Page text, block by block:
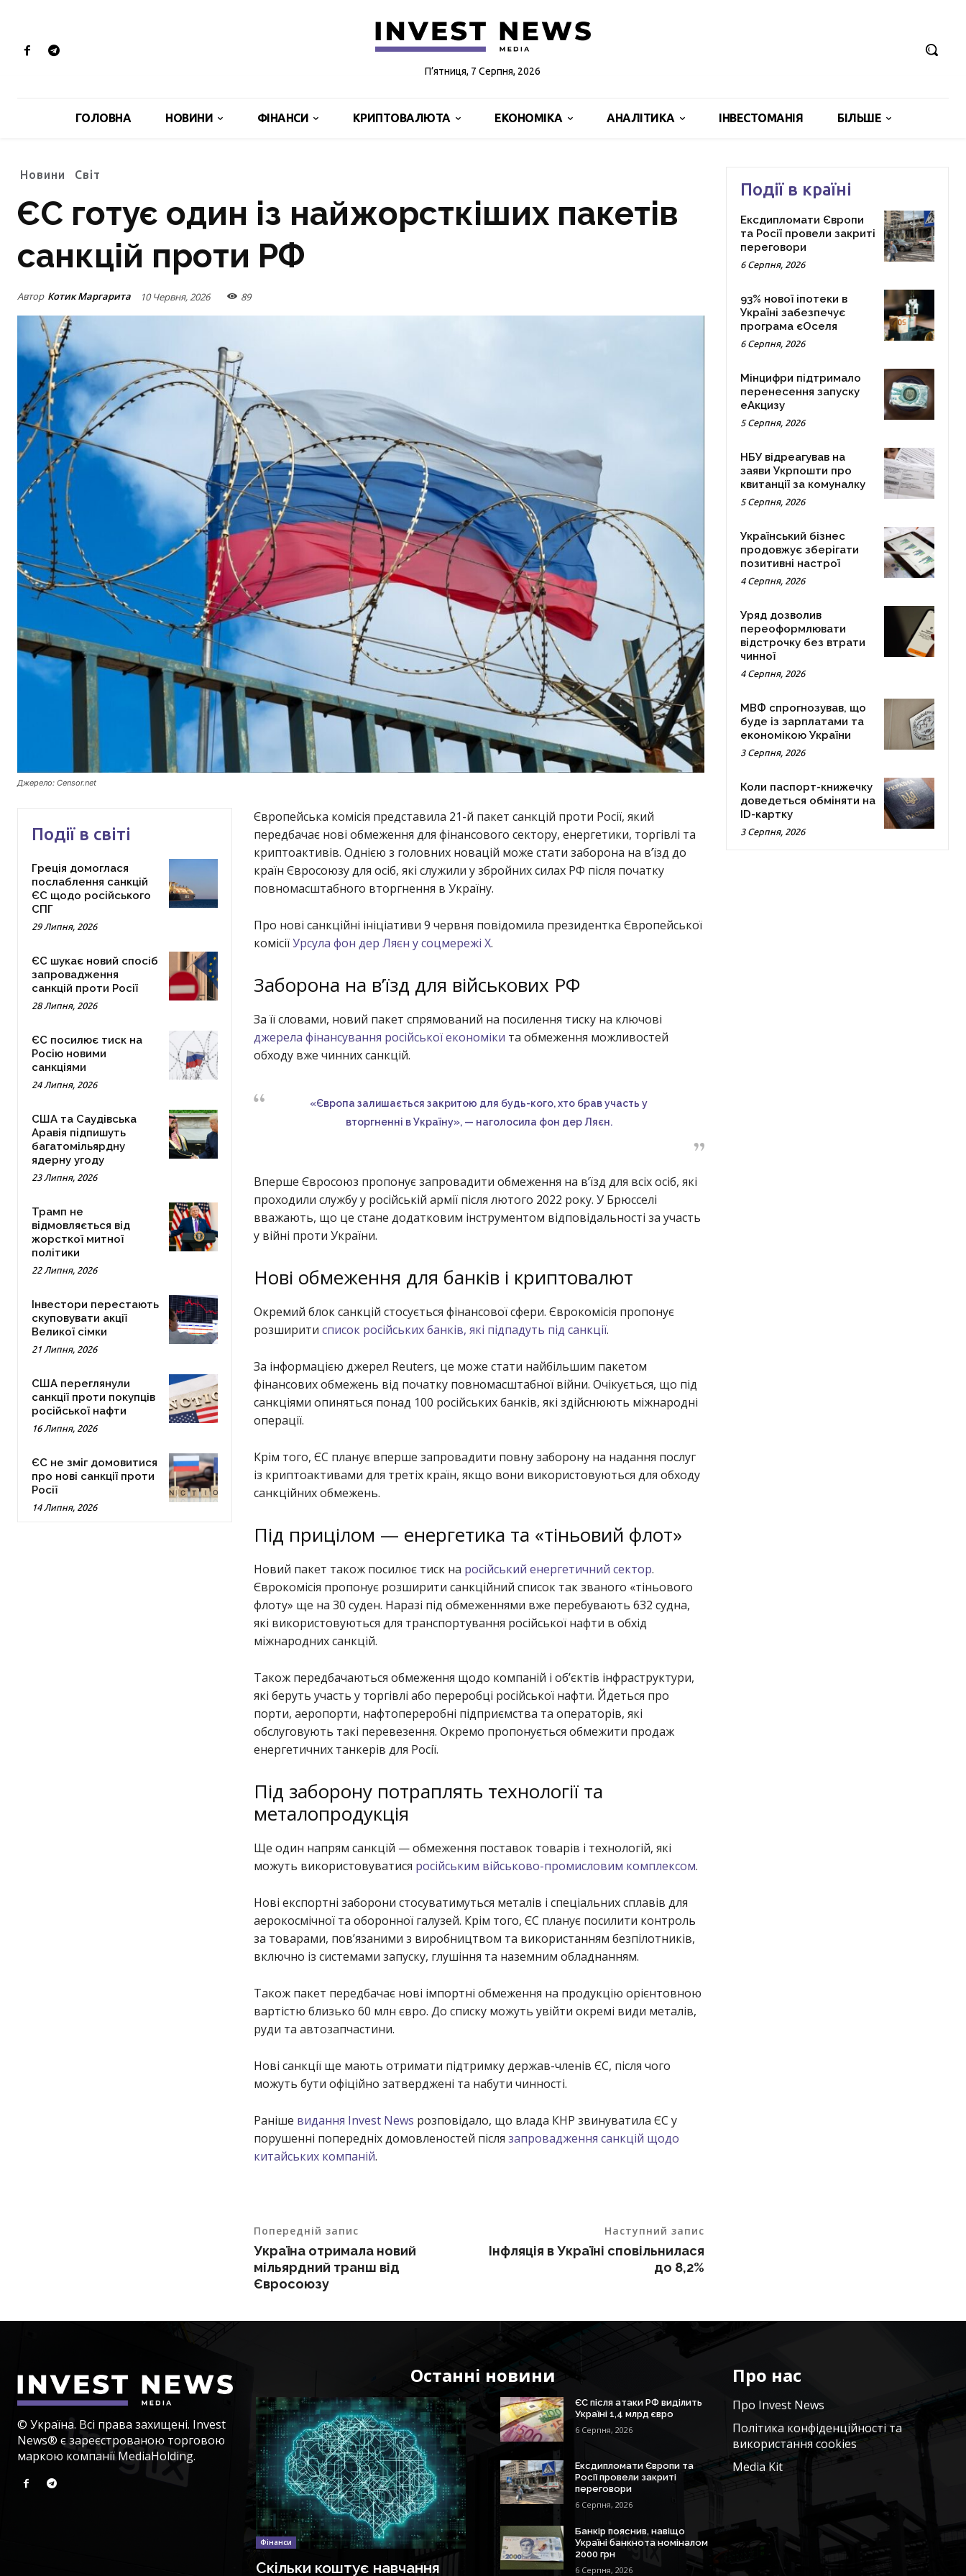
П’ятниця, 7 Серпня, 2026
ГОЛОВНА НОВИНИ ФІНАНСИ КРИПТОВАЛЮТА ЕКОНОМІКА АНАЛІТИКА ІНВЕСТОМАНІЯ БІЛЬШЕ
Новини Світ
ЄС готує один із найжорсткіших пакетів
санкцій проти РФ
Автор Котик Маргарита 10 Червня, 2026 89
Джерело: Censor.net
Події в світі
Греція домоглася
послаблення санкцій
ЄС щодо російського
СПГ
29 Липня, 2026
ЄС шукає новий спосіб
запровадження
санкцій проти Росії
28 Липня, 2026
ЄС посилює тиск на
Росію новими
санкціями
24 Липня, 2026
США та Саудівська
Аравія підпишуть
багатомільярдну
ядерну угоду
23 Липня, 2026
Трамп не
відмовляється від
жорсткої митної
політики
22 Липня, 2026
Інвестори перестають
скуповувати акції
Великої сімки
21 Липня, 2026
США переглянули
санкції проти покупців
російської нафти
16 Липня, 2026
ЄС не зміг домовитися
про нові санкції проти
Росії
14 Липня, 2026
Європейська комісія представила 21-й пакет санкцій проти Росії, який
передбачає нові обмеження для фінансового сектору, енергетики, торгівлі та
криптоактивів. Однією з головних новацій може стати заборона на в’їзд до
країн Євросоюзу для осіб, які служили у збройних силах РФ після початку
повномасштабного вторгнення в Україну.
Про нові санкційні ініціативи 9 червня повідомила президентка Європейської
комісіїУрсула фон дер Ляєн у соцмережі X.
Заборона на в’їзд для військових РФ
За її словами, новий пакет спрямований на посилення тиску на ключові
джерела фінансування російської економіки та обмеження можливостей
обходу вже чинних санкцій.
«Європа залишається закритою для будь-кого, хто брав участь у
вторгненні в Україну», — наголосила фон дер Ляєн.
Вперше Євросоюз пропонує запровадити обмеження на в’їзд для всіх осіб, які
проходили службу у російській армії після лютого 2022 року. У Брюсселі
вважають, що це стане додатковим інструментом відповідальності за участь
у війні проти України.
Нові обмеження для банків і криптовалют
Окремий блок санкцій стосується фінансової сфери. Єврокомісія пропонує
розширити список російських банків, які підпадуть під санкції.
За інформацією джерел Reuters, це може стати найбільшим пакетом
фінансових обмежень від початку повномасштабної війни. Очікується, що під
санкціями опиняться понад 100 російських банків, які здійснюють міжнародні
операції.
Крім того, ЄС планує вперше запровадити повну заборону на надання послуг
із криптоактивами для третіх країн, якщо вони використовуються для обходу
санкційних обмежень.
Під прицілом — енергетика та «тіньовий флот»
Новий пакет також посилює тиск на російський енергетичний сектор.
Єврокомісія пропонує розширити санкційний список так званого «тіньового
флоту» ще на 30 суден. Наразі під обмеженнями вже перебувають 632 судна,
які використовуються для транспортування російської нафти в обхід
міжнародних санкцій.
Також передбачаються обмеження щодо компаній і об’єктів інфраструктури,
які беруть участь у торгівлі або переробці російської нафти. Йдеться про
порти, аеропорти, нафтопереробні підприємства та операторів, які
обслуговують такі перевезення. Окремо пропонується обмежити продаж
енергетичних танкерів для Росії.
Під заборону потраплять технології та
металопродукція
Ще один напрям санкцій — обмеження поставок товарів і технологій, які
можуть використовуватися російським військово-промисловим комплексом.
Нові експортні заборони стосуватимуться металів і спеціальних сплавів для
аерокосмічної та оборонної галузей. Крім того, ЄС планує посилити контроль
за товарами, пов’язаними з виробництвом та використанням безпілотників,
включно із системами запуску, глушіння та наземним обладнанням.
Також пакет передбачає нові імпортні обмеження на продукцію орієнтовною
вартістю близько 60 млн євро. До списку можуть увійти окремі види металів,
руди та автозапчастини.
Нові санкції ще мають отримати підтримку держав-членів ЄС, після чого
можуть бути офіційно затверджені та набути чинності.
Раніше видання Invest News розповідало, що влада КНР звинуватила ЄС у
порушенні попередніх домовленостей після запровадження санкцій щодо
китайських компаній.
Попередній запис
Україна отримала новий
мільярдний транш від
Євросоюзу
Наступний запис
Інфляція в Україні сповільнилася
до 8,2%
Події в країні
Ексдипломати Європи
та Росії провели закриті
переговори
6 Серпня, 2026
93% нової іпотеки в
Україні забезпечує
програма єОселя
6 Серпня, 2026
Мінцифри підтримало
перенесення запуску
еАкцизу
5 Серпня, 2026
НБУ відреагував на
заяви Укрпошти про
квитанції за комуналку
5 Серпня, 2026
Український бізнес
продовжує зберігати
позитивні настрої
4 Серпня, 2026
Уряд дозволив
переоформлювати
відстрочку без втрати
чинної
4 Серпня, 2026
МВФ спрогнозував, що
буде із зарплатами та
економікою України
3 Серпня, 2026
Коли паспорт-книжечку
доведеться обміняти на
ID-картку
3 Серпня, 2026
© Україна. Всі права захищені. Invest
News® є зареєстрованою торговою
маркою компанії MediaHolding.
Останні новини
Фінанси
Скільки коштує навчання
ЄС після атаки РФ виділить
Україні 1,4 млрд євро
6 Серпня, 2026
Ексдипломати Європи та
Росії провели закриті
переговори
6 Серпня, 2026
Банкір пояснив, навіщо
Україні банкнота номіналом
2000 грн
6 Серпня, 2026
Про нас
Про Invest News
Політика конфіденційності та
використання cookies
Media Kit